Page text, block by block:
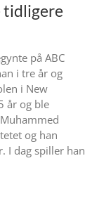
tidligere
på ABC
i tre år og
i New
år og ble
og han
I dag spiller han